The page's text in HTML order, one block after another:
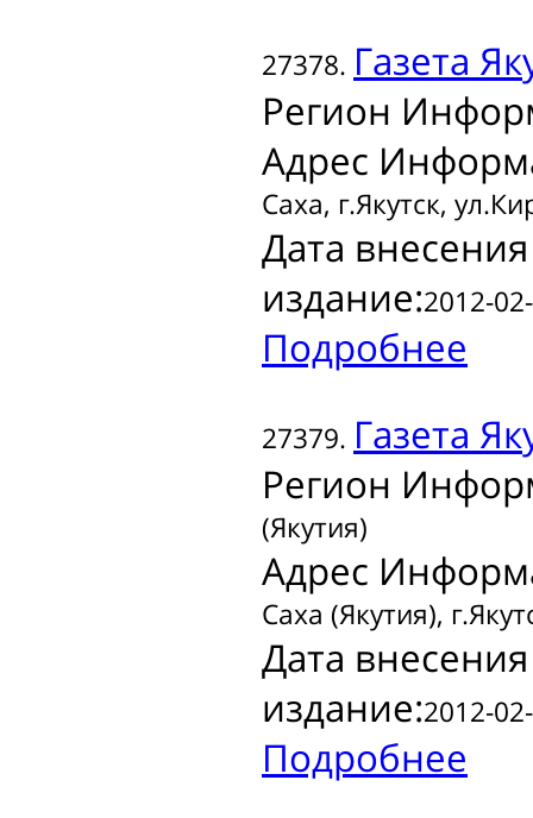
27378. Газета
Регион
Адрес
Саха, г.Якутск,
Дата
издание:2012-
Подробнее
27379. Газета
Регион
(Якутия)
Адрес
Саха (Якутия),
Дата
издание:2012-
Подробнее